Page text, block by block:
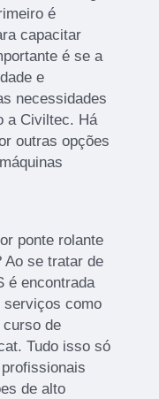
é
capacitar
é se a
e
necessidades
a Civiltec. Há
outras opções
ponte rolante
Ao se tratar de
é encontrada
serviços como
de
Tudo isso só
de alto